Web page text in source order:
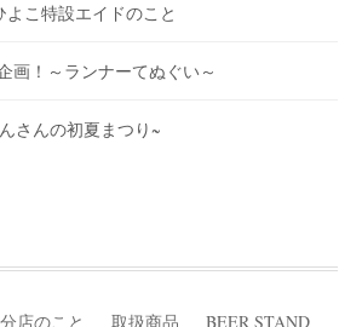
こ特設エイドのこと
画！～ランナーてぬぐい～
さんの初夏まつり~
店のこと 取扱商品 BEER STAND